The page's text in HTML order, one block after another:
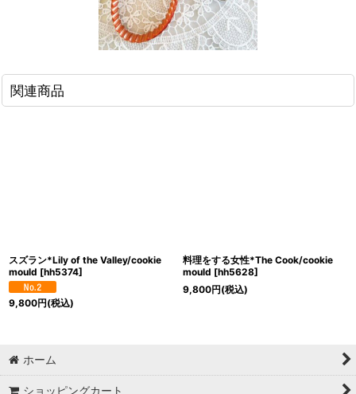
関連商品
スズラン*Lily of the Valley/cookie
mould [hh5374]
9,800円(税込)
料理をする女性*The Cook/cookie
mould [hh5628]
9,800円(税込)
ホーム
ショッピングカート